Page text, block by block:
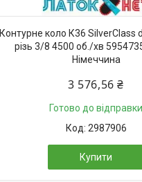
Контурне коло К36 SilverClass
різь 3/8 4500 об./хв
Німеччина
3 576,56 ₴
Готово до відправки
2987906
Купити